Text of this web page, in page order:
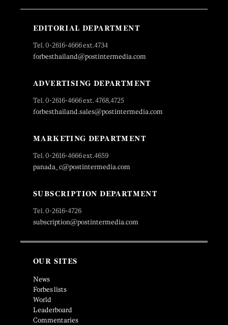
EDITORIAL DEPARTMENT
Tel. 0-2616-4666 ext.4734
forbesthailand@postintermedia.com
ADVERTISING DEPARTMENT
Tel. 0-2616-4666 ext. 4768,4725
forbesthailand.sales@postintermedia.com
MARKETING DEPARTMENT
Tel. 0-2616-4666 ext.4659
panada_c@postintermedia.com
SUBSCRIPTION DEPARTMENT
Tel. 0-2616-4726
subscription@postintermedia.com
OUR SITES
News
Forbes lists
World
Leaderboard
Commentaries